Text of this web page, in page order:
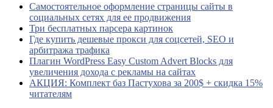
Самостоятельное оформление страницы сайты в
социальных сетях для ее продвижения
Три бесплатных парсера картинок
Где купить дешевые прокси для соцсетей, SEO и
арбитража трафика
Плагин WordPress Easy Custom Advert Blocks для
увеличения дохода с рекламы на сайтах
АКЦИЯ: Комплект баз Пастухова за 200$ + скидка 15%
читателям